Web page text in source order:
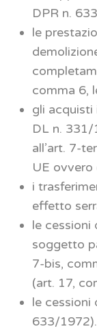
DPR n.
le
comma 6,
gli acquisti
DL n. 331/
all’art. 7-
UE ovvero
i
effetto
le cessioni
soggetto
7-bis,
(art. 17,
le cessioni
633/1972).